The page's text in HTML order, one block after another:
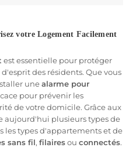
à protéger leur domicile
article vous guidera sur tout
installer et entretenir un
un appartement ?
en constante augmentation,
où les appartements sont
dans les
Voici les principales
votre Logement Facilement
est essentielle pour protéger
des résidents. Que vous
unealarme pour
pour prévenir les
de votre domicile. Grâce aux
aujourd'hui plusieurs types de
les types d'appartements et de
sans fil, filairesou connectés.